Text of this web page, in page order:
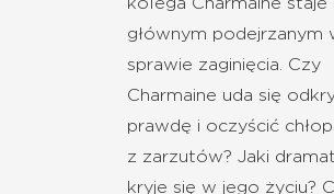
głównym podejrzanym
sprawie zaginięcia. Czy
Charmaine uda się
prawdę i oczyścić
z zarzutów? Jaki dramat
kryje się w jego życiu?